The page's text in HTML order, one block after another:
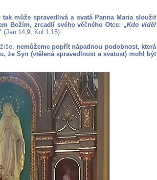
může spravedlivá a svatá Panna Maria sloužit
Božím, zrcadlí svého věčného Otce: „Kdo viděl
(Jan 14,9; Kol 1,15).
nemůžeme popřít nápadnou podobnost, která
že Syn (vtělená spravedlnost a svatost) mohl být